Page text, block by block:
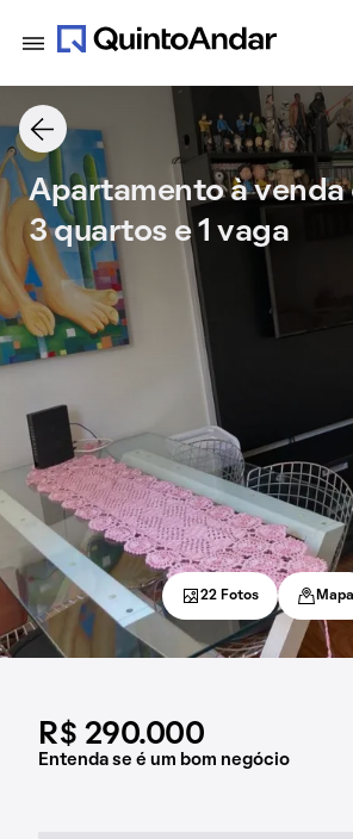
R$ 290.000
Entenda se é um bom negócio
Apartamento à venda
3 quartos e 1 vaga
22 Fotos Mapa